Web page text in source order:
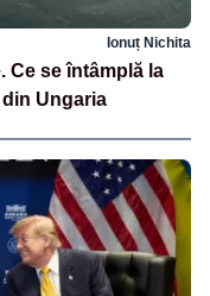
Ionuț Nichita
Ce se întâmplă la
Ungaria